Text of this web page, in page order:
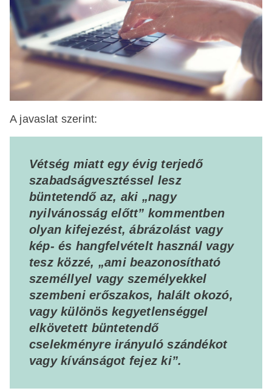
A javaslat szerint:
Vétség miatt egy évig terjedő
szabadságvesztéssel lesz
büntetendő az, aki „nagy
nyilvánosság előtt” kommentben
olyan kifejezést, ábrázolást vagy
kép- és hangfelvételt használ vagy
tesz közzé, „ami beazonosítható
személlyel vagy személyekkel
szembeni erőszakos, halált okozó,
vagy különös kegyetlenséggel
elkövetett büntetendő
cselekményre irányuló szándékot
vagy kívánságot fejez ki”.